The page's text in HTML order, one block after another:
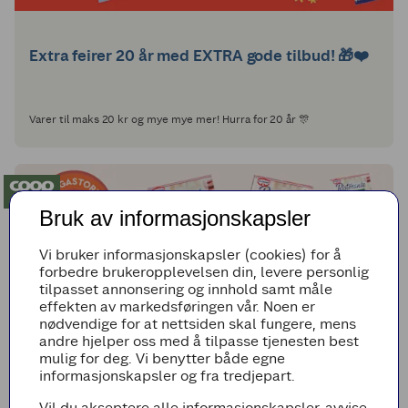
Extra feirer 20 år med EXTRA gode tilbud! 🎁❤️
Varer til maks 20 kr og mye mye mer! Hurra for 20 år 🎊
Bruk av informasjonskapsler
Vi bruker informasjonskapsler (cookies) for å
forbedre brukeropplevelsen din, levere personlig
tilpasset annonsering og innhold samt måle
effekten av markedsføringen vår. Noen er
nødvendige for at nettsiden skal fungere, mens
andre hjelper oss med å tilpasse tjenesten best
mulig for deg. Vi benytter både egne
informasjonskapsler og fra tredjepart.